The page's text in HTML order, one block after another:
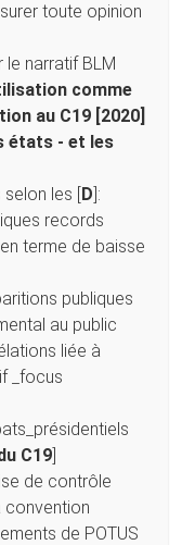
toute opinion
narratif BLM
comme
au C19 [2020]
états - et les
selon les [D]:
records
terme de baisse
publiques
au public
liée à
_focus
C19]
de contrôle
convention
de POTUS